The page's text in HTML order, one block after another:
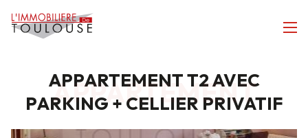
APPARTEMENT T2 AVEC
PARKING + CELLIER PRIVATIF
APPARTEMENT